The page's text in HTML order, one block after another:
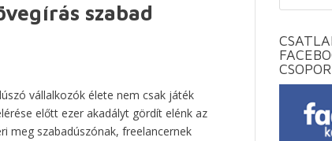
szabad
vállalkozók élete nem csak játék
előtt ezer akadályt gördít elénk az
meg szabadúszónak, freelancernek